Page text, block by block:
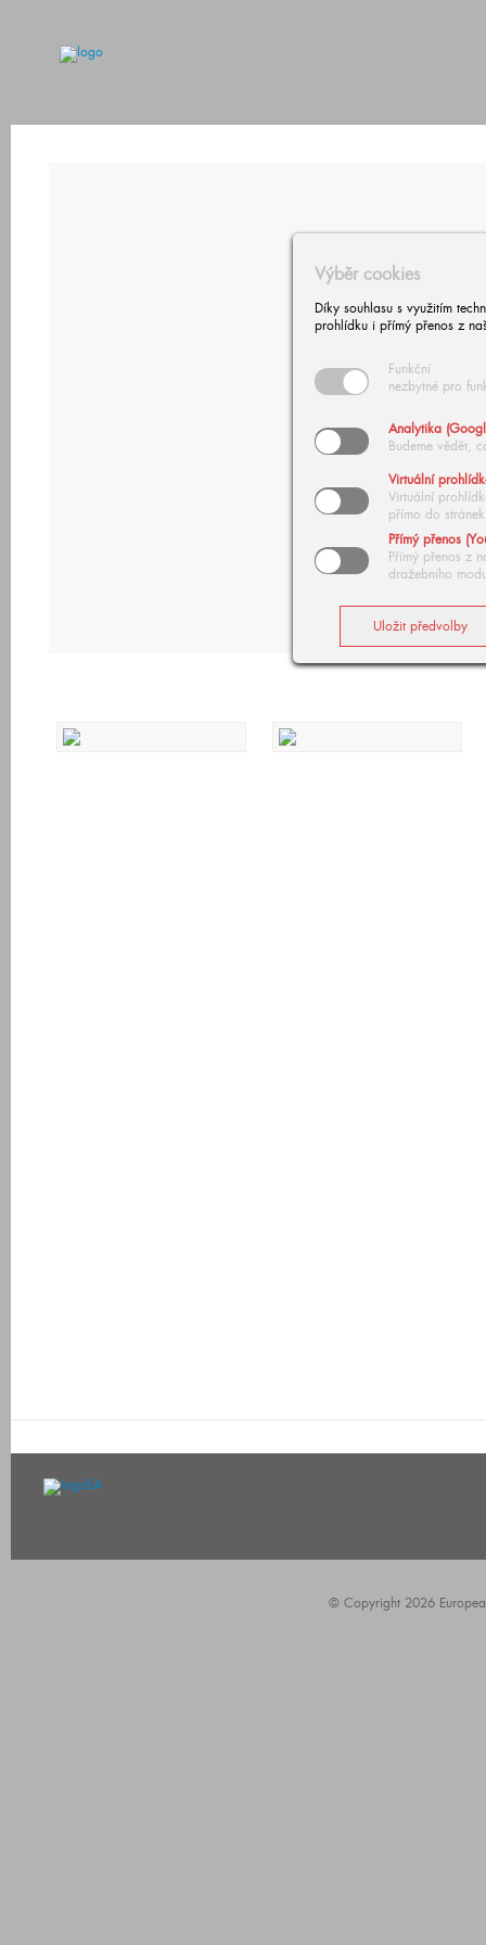
Výběr cookies
Díky souhlasu s využitím
prohlídku i přímý přenos z
Funkční
nezbytné pro
Analytika
Budeme vědět,
Virtuální
Virtuální
přímo do stránek
Přímý přenos
Přímý přenos z
dražebního
© Copyright 2026